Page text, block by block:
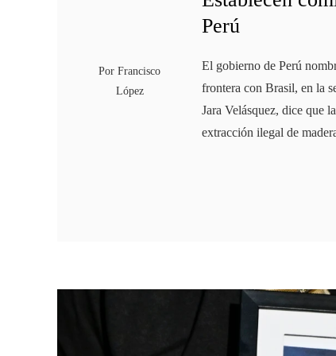
PorFrancisco
López
Perú
El gobierno de Perú
frontera con Brasil, en la
Jara Velásquez, dice que
extracción ilegal de